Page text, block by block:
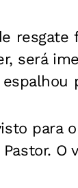
resgate
será
para
O